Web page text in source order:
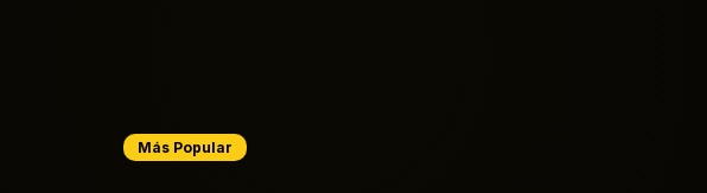
Más Popular